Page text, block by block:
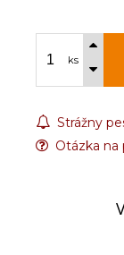
ks
Strážny
Otázka na